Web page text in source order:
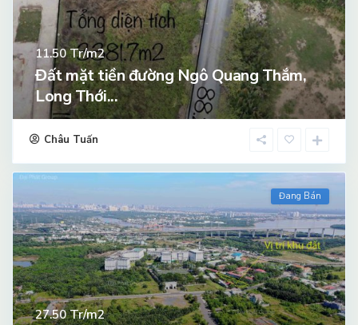
11.50Tr/m2
Đất mặt tiền đường Ngô Quang Thắm,
Long Thới...
Châu Tuấn
Đang Bán
27.50Tr/m2